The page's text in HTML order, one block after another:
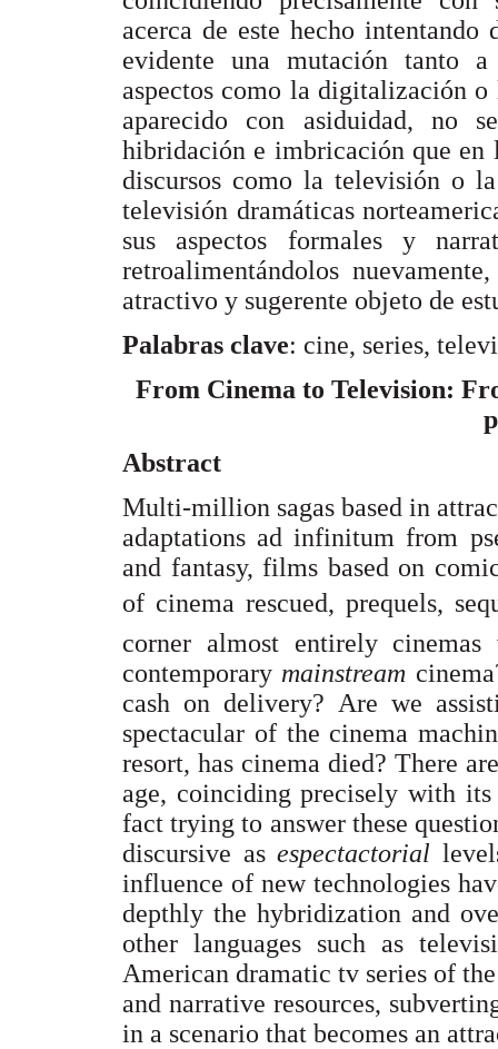
acerca de este hecho intentando
evidente una mutación tanto
aspectos como la digitalización
aparecido con asiduidad, no
hibridación e imbricación que en
discursos como la televisión o
televisión dramáticas
sus aspectos formales y
retroalimentándolos
atractivo y sugerente objeto de
Palabras clave: cine, series,
From Cinema to Television:
Abstract
Multi-million sagas based in
adaptations ad infinitum from
and fantasy, films based on
of cinema rescued, prequels,
corner almost entirely
contemporary mainstream
cash on delivery? Are we
spectacular of the cinema
resort, has cinema died? There
age, coinciding precisely with
fact trying to answer these
discursive as espectactorial
influence of new technologies
depthly the hybridization and
other languages such as
American dramatic tv series of
and narrative resources,
in a scenario that becomes an